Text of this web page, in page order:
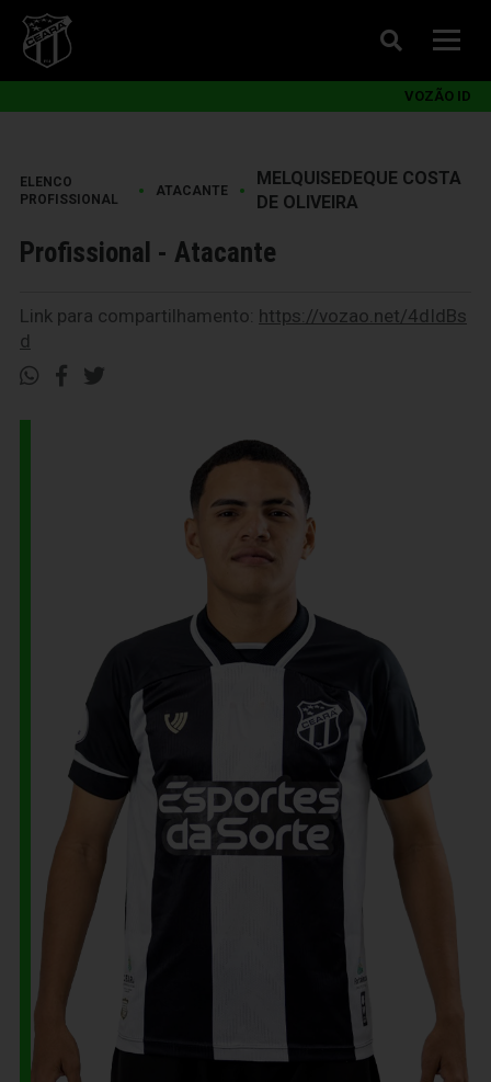
VOZÃO ID
ELENCO
PROFISSIONAL
• ATACANTE •
MELQUISEDEQUE COSTA
DE OLIVEIRA
Profissional - Atacante
Link para compartilhamento: https://vozao.net/4dIdBs
d